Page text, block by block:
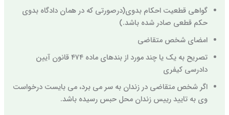
گواهی قطعیت احکام بدوی(درصورتی که در همان دادگاه بدوی
حکم قطعی صادر شده باشد.)
امضای شخص متقاضی
تصریح به یک یا چند مورد از بندهای ماده ۴٧۴ قانون آیین
دادرسی کیفری
اگر شخص متقاضی در زندان به سر می برد، می بایست درخواست
وی به تایید رییس زندان محل حبس رسیده باشد.